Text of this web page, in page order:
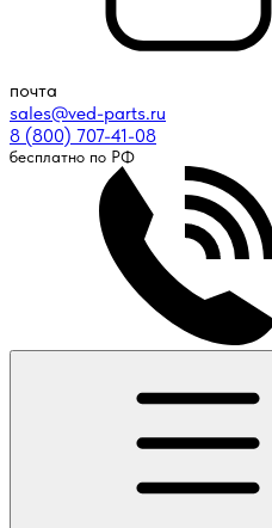
почта
sales@ved-parts.ru
8 (800) 707-41-08
бесплатно по РФ